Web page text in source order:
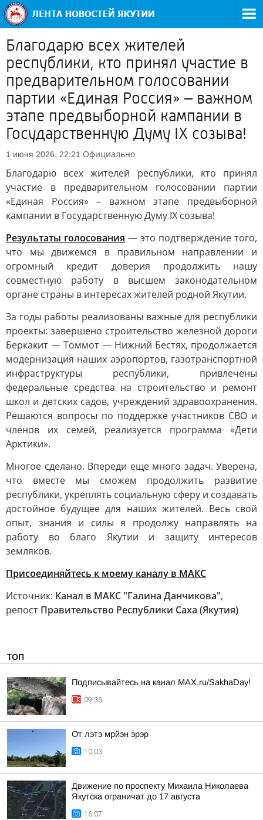
Благодарю всех жителей
республики, кто принял участие в
предварительном голосовании
партии «Единая Россия» – важном
этапе предвыборной кампании в
Государственную Думу IX созыва!
1 июня 2026, 22:21 Официально
Благодарю всех жителей республики, кто принял
участие в предварительном голосовании партии
«Единая Россия» – важном этапе предвыборной
кампании в Государственную Думу IX созыва!
Результаты голосования — это подтверждение того,
что мы движемся в правильном направлении и
огромный кредит доверия продолжить нашу
совместную работу в высшем законодательном
органе страны в интересах жителей родной Якутии.
За годы работы реализованы важные для республики
проекты: завершено строительство железной дороги
Беркакит — Томмот — Нижний Бестях, продолжается
модернизация наших аэропортов, газотранспортной
инфраструктуры республики, привлечены
федеральные средства на строительство и ремонт
школ и детских садов, учреждений здравоохранения.
Решаются вопросы по поддержке участников СВО и
членов их семей, реализуется программа «Дети
Арктики».
Многое сделано. Впереди еще много задач. Уверена,
что вместе мы сможем продолжить развитие
республики, укреплять социальную сферу и создавать
достойное будущее для наших жителей. Весь свой
опыт, знания и силы я продолжу направлять на
работу во благо Якутии и защиту интересов
земляков.
Присоединяйтесь к моему каналу в МАКС
Источник: Канал в МАКС "Галина Данчикова",
репост Правительство Республики Саха (Якутия)
ТОП
Подписывайтесь на канал MAX.ru/SakhaDay!
09:36
От лэтэ мрйэн эрэр
10:03
Движение по проспекту Михаила Николаева
Якутска ограничат до 17 августа
16:07